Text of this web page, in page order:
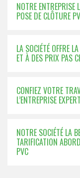
NOTRE ENTREPRISE
POSE DE CLÔTURE
LA SOCIÉTÉ OFFRE
ET À DES PRIX PAS
CONFIEZ VOTRE
L’ENTREPRISE
NOTRE SOCIÉTÉ LA
TARIFICATION
PVC